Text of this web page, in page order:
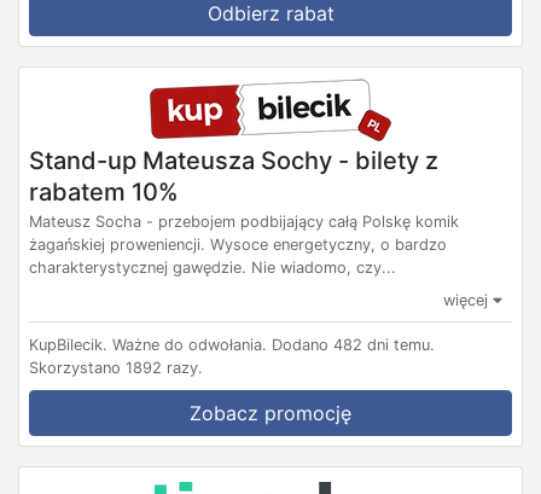
Odbierz rabat
Stand-up Mateusza Sochy - bilety z
rabatem 10%
Mateusz Socha - przebojem podbijający całą Polskę komik
żagańskiej proweniencji. Wysoce energetyczny, o bardzo
charakterystycznej gawędzie. Nie wiadomo, czy...
więcej
KupBilecik. Ważne do odwołania. Dodano 482 dni temu.
Skorzystano 1892 razy.
Zobacz promocję